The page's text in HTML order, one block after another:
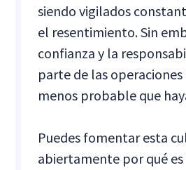
siendo vigilados
el resentimiento. Sin
confianza y la
parte de las operaciones
menos probable que
Puedes fomentar esta
abiertamente por qué